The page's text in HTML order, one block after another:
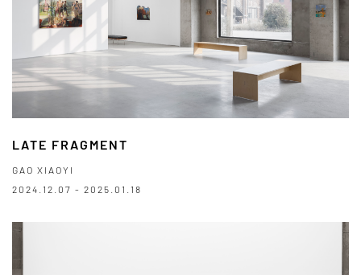
LATE FRAGMENT
GAO XIAOYI
2024.12.07 - 2025.01.18